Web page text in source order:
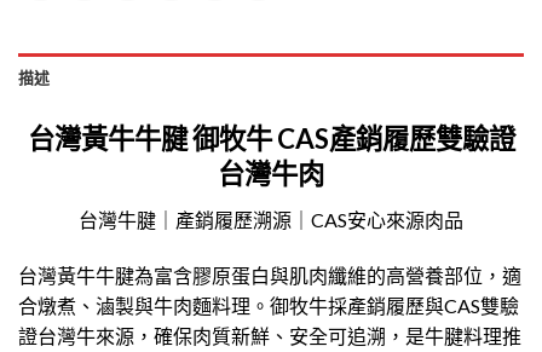
描述
台灣黃牛牛腱 御牧牛CAS產銷履歷雙驗證
台灣牛肉
台灣牛腱｜產銷履歷溯源｜CAS安心來源肉品
台灣黃牛牛腱為富含膠原蛋白與肌肉纖維的高營養部位，適
合燉煮、滷製與牛肉麵料理。御牧牛採產銷履歷與CAS雙驗
證台灣牛來源，確保肉質新鮮、安全可追溯，是牛腱料理推